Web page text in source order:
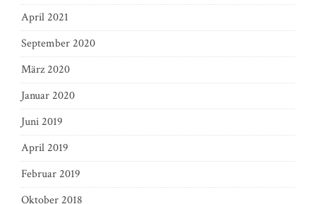
April 2021
September 2020
März 2020
Januar 2020
Juni 2019
April 2019
Februar 2019
Oktober 2018